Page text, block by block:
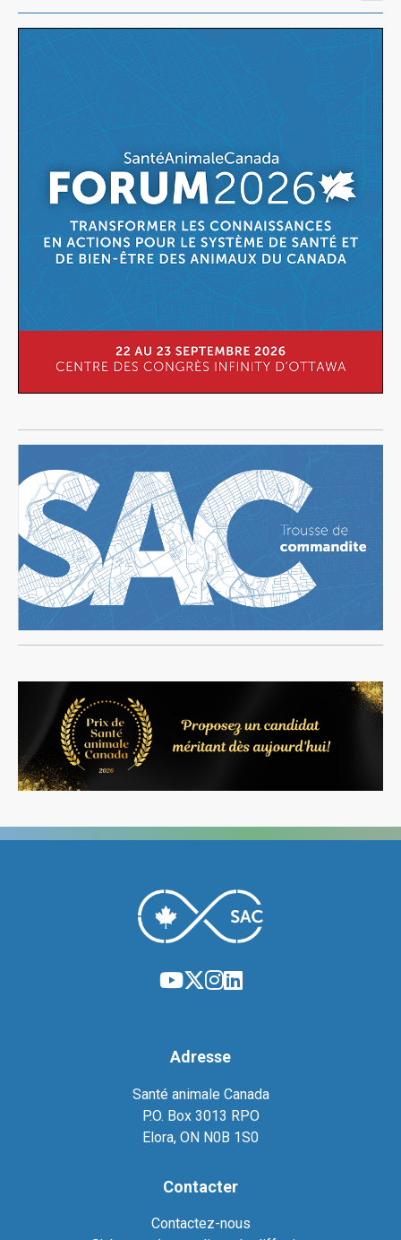
Adresse
Santé animale Canada
P.O. Box 3013 RPO
Elora, ON N0B 1S0
Contacter
Contactez-nous